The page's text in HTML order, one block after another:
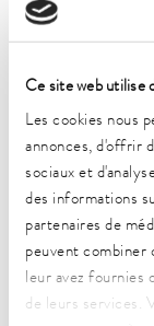
Ce site web utilise
Les cookies nous
annonces, d'offrir
sociaux et
des informations
partenaires de
peuvent combiner
leur avez fournies
de leurs services.
Débit nominal
84,1 L/min
Débit nominal
84,1 L/min
Entrée/sortie
Dimensions (l
720 x 910 x
Poids